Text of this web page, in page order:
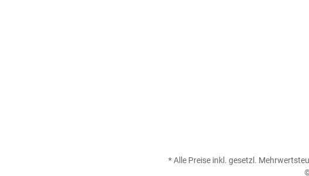
* Alle Preise inkl. gesetzl.